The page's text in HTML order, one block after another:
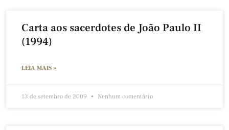
Carta aos sacerdotes de João Paulo II
(1994)
LEIA MAIS »
13 de setembro de 2009 Nenhum comentário